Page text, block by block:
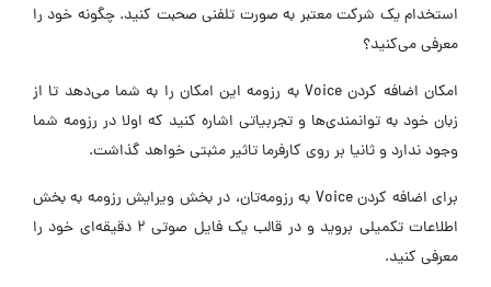
استخدام یک شرکت معتبر به صورت تلفنی صحبت کنید. چگونه خود را
معرفی می‌کنید؟
امکان اضافه کردن Voice به رزومه این امکان را به شما می‌دهد تا از
زبان خود به توانمندی‌ها و تجربیاتی اشاره کنید که اولا در رزومه شما
وجود ندارد و ثانیا بر روی کارفرما تاثیر مثبتی خواهد گذاشت.
برای اضافه کردن Voice به رزومه‌تان، در بخش ویرایش رزومه به بخش
اطلاعات تکمیلی بروید و در قالب یک فایل صوتی ۲ دقیقه‌ای خود را
معرفی کنید.